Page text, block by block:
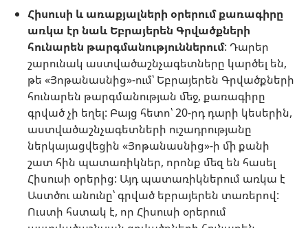
Հիսուսի և առաքյալների օրերում քառագիրը
առկա էր նաև Եբրայերեն Գրվածքների
հունարեն թարգմանություններում: Դարեր
շարունակ աստվածաշնչագետները կարծել են,
թե «Յոթանասնից»-ում՝ Եբրայերեն Գրվածքների
հունարեն թարգմանության մեջ, քառագիրը
գրված չի եղել: Բայց հետո՝ 20-րդ դարի կեսերին,
աստվածաշնչագետների ուշադրությանը
ներկայացվեցին «Յոթանասնից»-ի մի քանի
շատ հին պատառիկներ, որոնք մեզ են հասել
Հիսուսի օրերից: Այդ պատառիկներում առկա է
Աստծու անունը՝ գրված եբրայերեն տառերով:
Ուստի հստակ է, որ Հիսուսի օրերում